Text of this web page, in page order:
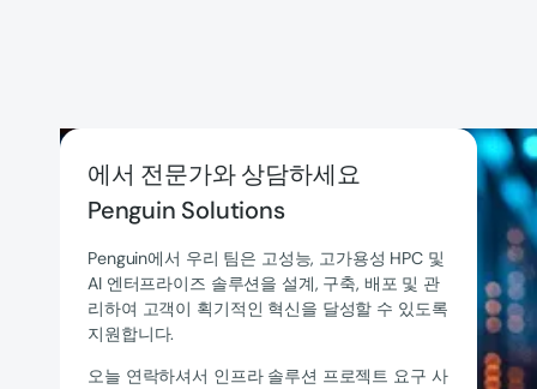
에서 전문가와 상담하세요
Penguin Solutions
Penguin에서 우리 팀은 고성능, 고가용성 HPC 및
AI 엔터프라이즈 솔루션을 설계, 구축, 배포 및 관
리하여 고객이 획기적인 혁신을 달성할 수 있도록
지원합니다.
오늘 연락하셔서 인프라 솔루션 프로젝트 요구 사